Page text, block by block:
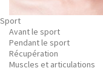
Sport
Avant le sport
Pendant le sport
Récupération
Muscles et articulations